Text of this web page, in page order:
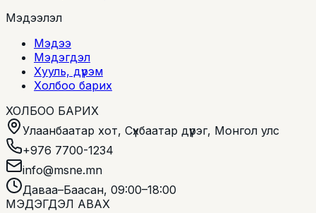
Мэдээлэл
Мэдээ
Мэдэгдэл
Хууль, дүрэм
Холбоо барих
ХОЛБОО БАРИХ
Улаанбаатар хот, Сүхбаатар дүүрэг, Монгол улс
+976 7700-1234
info@msne.mn
Даваа–Баасан, 09:00–18:00
МЭДЭГДЭЛ АВАХ